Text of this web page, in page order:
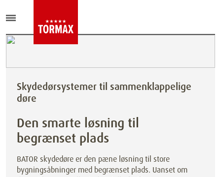
Skydedørsystemer til sammenklappelige
døre
Den smarte løsning til
begrænset plads
BATOR skydedøre er den pæne løsning til store
bygningsåbninger med begrænset plads. Uanset om